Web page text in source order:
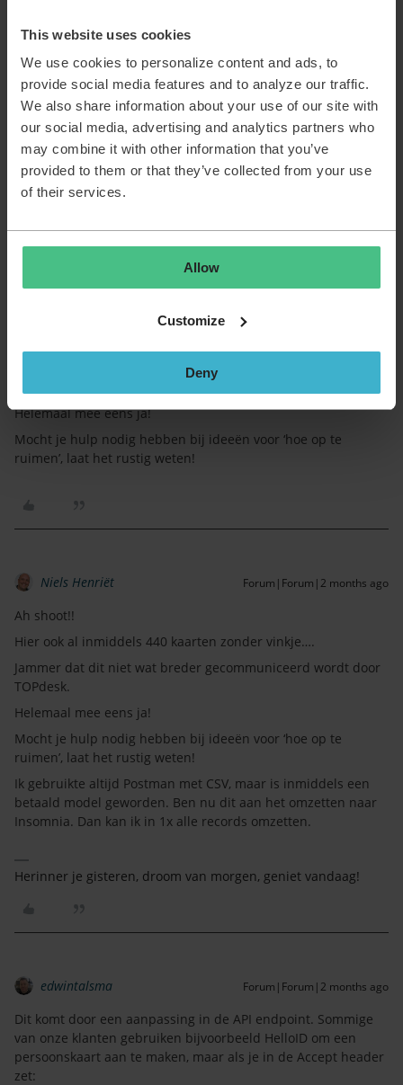
This website uses cookies
We use cookies to personalize content and ads, to
provide social media features and to analyze our traffic.
We also share information about your use of our site with
our social media, advertising and analytics partners who
may combine it with other information that you’ve
provided to them or that they’ve collected from your use
of their services.
Allow
Customize
Deny
Hier ook al inmiddels 440 kaarten zonder vinkje….
Jammer dat dit niet wat breder gecommuniceerd wordt door
Herinner je gisteren, droom van morgen, geniet vandaag!
Jammer dat dit niet wat breder gecommuniceerd wordt door
Helemaal mee eens ja!
Mocht je hulp nodig hebben bij ideeën voor ‘hoe op te
ruimen’, laat het rustig weten!
Niels Henriët Forum|Forum|2 months ago
Ah shoot!!
Hier ook al inmiddels 440 kaarten zonder vinkje….
Jammer dat dit niet wat breder gecommuniceerd wordt door
TOPdesk.
Helemaal mee eens ja!
Mocht je hulp nodig hebben bij ideeën voor ‘hoe op te
ruimen’, laat het rustig weten!
Ik gebruikte altijd Postman met CSV, maar is inmiddels een
betaald model geworden. Ben nu dit aan het omzetten naar
Insomnia. Dan kan ik in 1x alle records omzetten.
Herinner je gisteren, droom van morgen, geniet vandaag!
edwintalsma Forum|Forum|2 months ago
Dit komt door een aanpassing in de API endpoint. Sommige
van onze klanten gebruiken bijvoorbeeld HelloID om een
persoonskaart aan te maken, maar als je in de Accept header
zet: